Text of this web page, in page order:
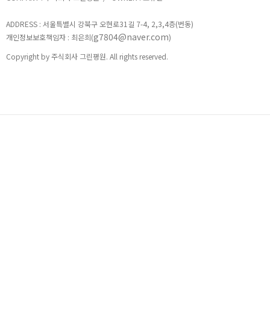
ADDRESS : 서울특별시 강북구 오현로31길 7-4, 2,3,4층(번동)
개인정보보호책임자 : 최은희(g7804@naver.com)
Copyright by 주식회사 그린평원. All rights reserved.